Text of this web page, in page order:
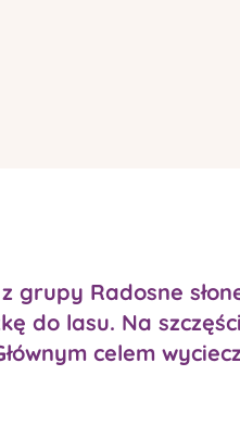
grupy Radosne
do lasu. Na
celem